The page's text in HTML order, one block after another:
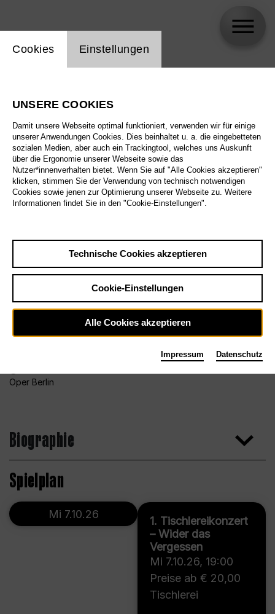
Oper Berlin
Biographie
Spielplan
1. Tischlereikonzert
– Wider das
Vergessen
Mi 7.10.26, 19:00
Preise ab € 20,00
Tischlerei
Mi 7.10.26
Einstellung Website Cookie
Cookies Einstellungen
UNSERE COOKIES
Damit unsere Webseite optimal funktioniert, verwenden wir für einige
unserer Anwendungen Cookies. Dies beinhaltet u. a. die eingebetteten
sozialen Medien, aber auch ein Trackingtool, welches uns Auskunft
über die Ergonomie unserer Webseite sowie das
Nutzer*innenverhalten bietet. Wenn Sie auf "Alle Cookies akzeptieren"
klicken, stimmen Sie der Verwendung von technisch notwendigen
Cookies sowie jenen zur Optimierung unserer Webseite zu. Weitere
Informationen findet Sie in den "Cookie-Einstellungen".
Technische Cookies akzeptieren
Cookie-Einstellungen
Alle Cookies akzeptieren
Impressum Datenschutz